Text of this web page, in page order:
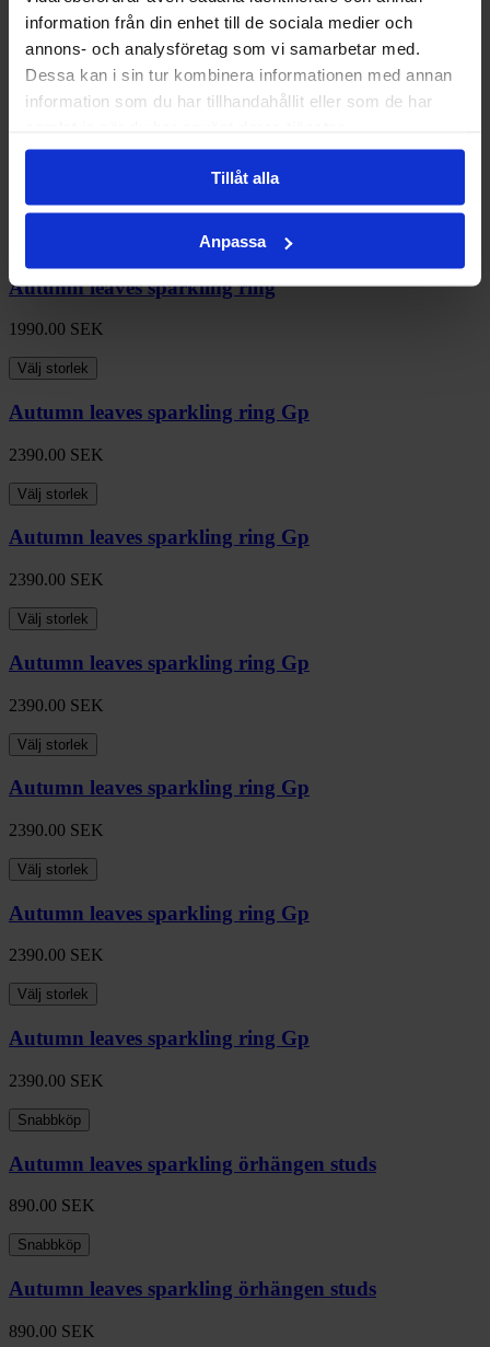
information från din enhet till de sociala medier och
annons- och analysföretag som vi samarbetar med.
Dessa kan i sin tur kombinera informationen med annan
information som du har tillhandahållit eller som de har
Tillåt alla
Anpassa
Autumn leaves sparkling ring
1990.00SEK
1990.00SEK
Autumn leaves sparkling ring
1990.00 SEK
Välj storlek
Autumn leaves sparkling ring Gp
2390.00 SEK
Välj storlek
Autumn leaves sparkling ring Gp
2390.00 SEK
Välj storlek
Autumn leaves sparkling ring Gp
2390.00 SEK
Välj storlek
Autumn leaves sparkling ring Gp
2390.00 SEK
Välj storlek
Autumn leaves sparkling ring Gp
2390.00 SEK
Välj storlek
Autumn leaves sparkling ring Gp
2390.00 SEK
Snabbköp
Autumn leaves sparkling örhängen studs
890.00 SEK
Snabbköp
Autumn leaves sparkling örhängen studs
890.00 SEK